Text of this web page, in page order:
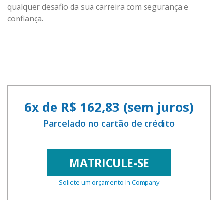
qualquer desafio da sua carreira com segurança e
confiança.
6x de R$ 162,83 (sem juros)
Parcelado no cartão de crédito
MATRICULE-SE
Solicite um orçamento In Company